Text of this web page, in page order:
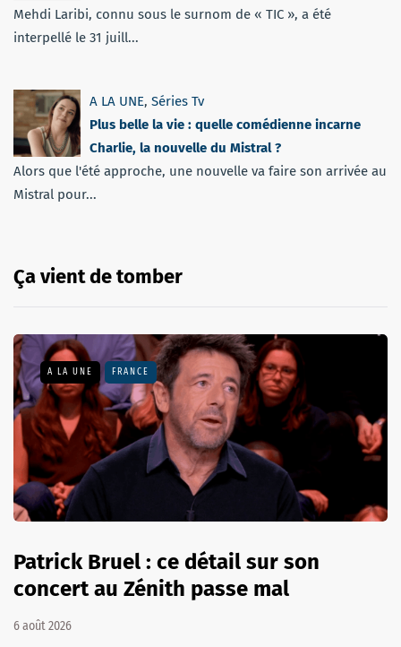
Mehdi Laribi, connu sous le surnom de « TIC », a été
interpellé le 31 juill...
A LA UNE, Séries Tv
Plus belle la vie : quelle comédienne incarne
Charlie, la nouvelle du Mistral ?
Alors que l'été approche, une nouvelle va faire son arrivée au
Mistral pour...
Ça vient de tomber
A LA UNE FRANCE
Patrick Bruel : ce détail sur son
concert au Zénith passe mal
6 août 2026